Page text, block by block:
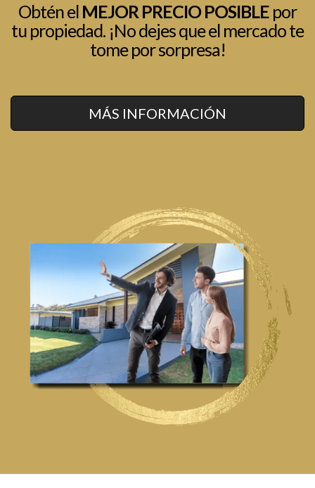
Obtén el MEJOR PRECIO POSIBLE por
tu propiedad. ¡No dejes que el mercado te
tome por sorpresa!
MÁS INFORMACIÓN